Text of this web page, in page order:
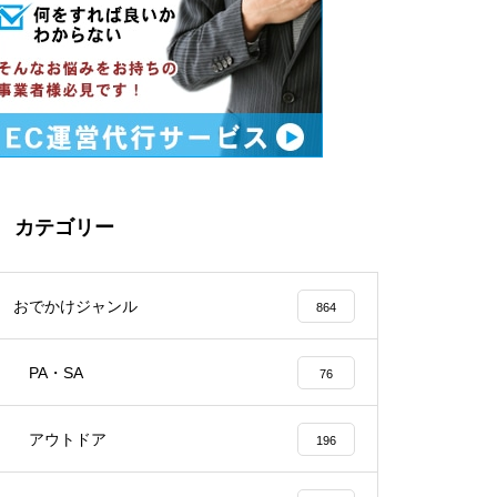
カテゴリー
おでかけジャンル 864
PA・SA 76
アウトドア 196